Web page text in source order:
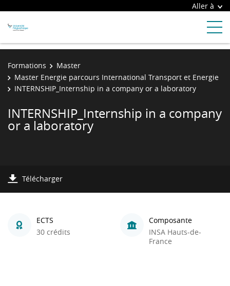
Aller à
Formations
Master
Master Energie parcours International Transport et Energie
INTERNSHIP_Internship in a company or a laboratory
INTERNSHIP_Internship in a company
or a laboratory
Télécharger
ECTS
30 crédits
Composante
INSA Hauts-de-
France